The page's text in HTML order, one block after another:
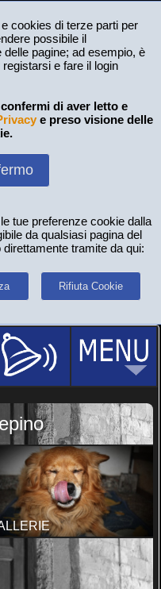
cookies di terze parti per
possibile il
pagine; ad esempio, è
e fare il login
di aver letto e
e preso visione delle
tue preferenze cookie dalla
da qualsiasi pagina del
tramite da qui:
Rifiuta Cookie